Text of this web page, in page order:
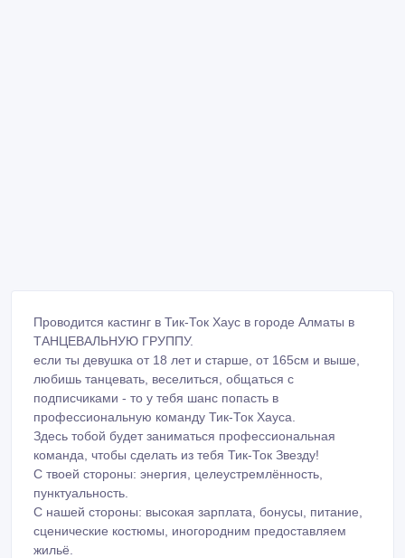
Проводится кастинг в Тик-Ток Хаус в городе Алматы в
ТАНЦЕВАЛЬНУЮ ГРУППУ.
если ты девушка от 18 лет и старше, от 165см и выше,
любишь танцевать, веселиться, общаться с
подписчиками - то у тебя шанс попасть в
профессиональную команду Тик-Ток Хауса.
Здесь тобой будет заниматься профессиональная
команда, чтобы сделать из тебя Тик-Ток Звезду!
С твоей стороны: энергия, целеустремлённость,
пунктуальность.
С нашей стороны: высокая зарплата, бонусы, питание,
сценические костюмы, иногородним предоставляем
жильё.